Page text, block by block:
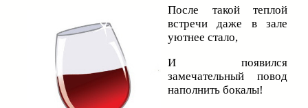
После такой теплой
встречи даже в зале
уютнее стало,
И появился
замечательный повод
наполнить бокалы!